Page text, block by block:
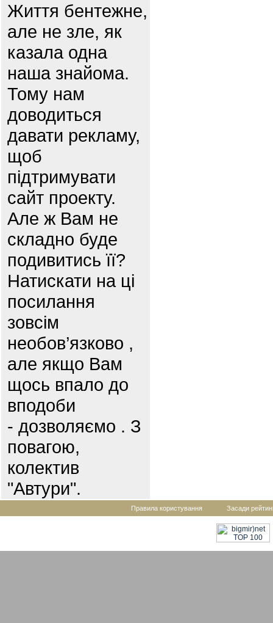
Життя бентежне,
але не зле, як
казала одна
наша знайома.
Тому нам
доводиться
давати рекламу,
щоб
підтримувати
сайт проекту.
Але ж Вам не
складно буде
подивитись її?
Натискати на ці
посилання
зовсім
необов’язково ,
але якщо Вам
щось впало до
вподоби
- дозволяємо . З
повагою,
колектив
"Автури".
Правила користування Засади